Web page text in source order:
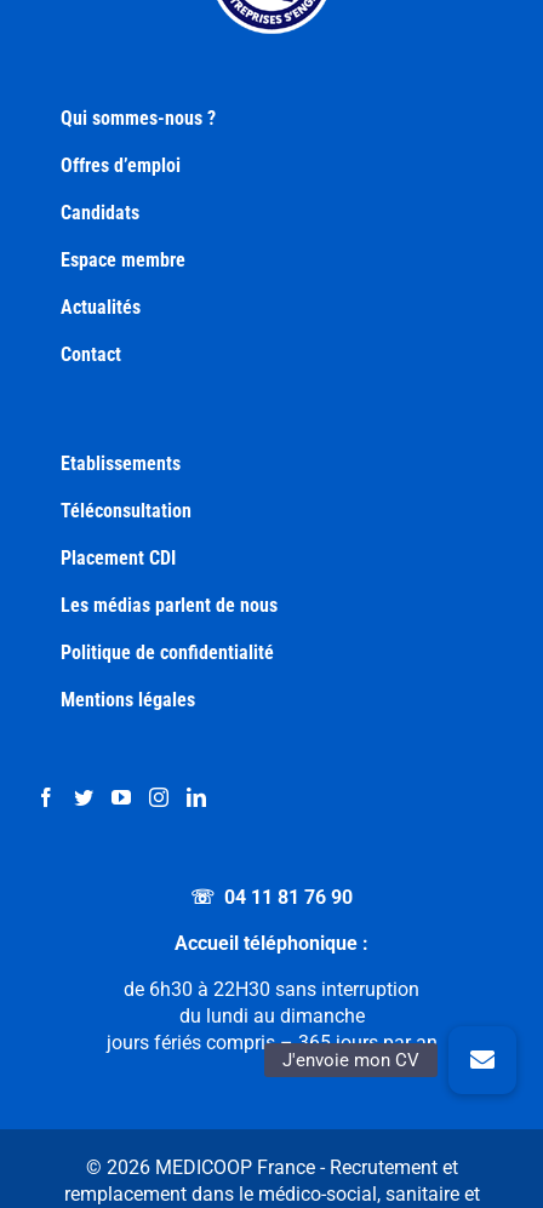
Qui sommes-nous ?
Offres d’emploi
Candidats
Espace membre
Actualités
Contact
Etablissements
Téléconsultation
Placement CDI
Les médias parlent de nous
Politique de confidentialité
Mentions légales
☏ 04 11 81 76 90
Accueil téléphonique :
de 6h30 à 22H30 sans interruption
du lundi au dimanche
jours fériés compris – 365 jours par an
© 2026 MEDICOOP France - Recrutement et
remplacement dans le médico-social, sanitaire et